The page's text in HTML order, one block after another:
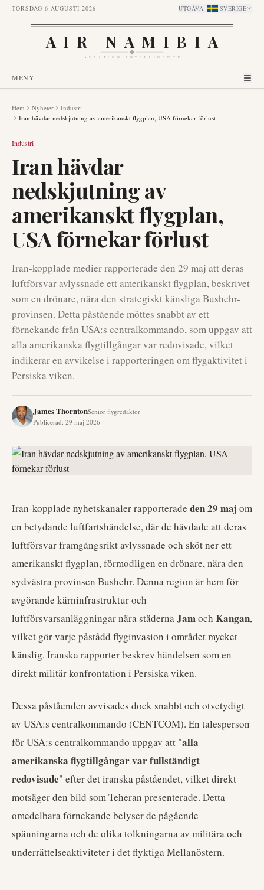
TORSDAG 6 AUGUSTI 2026 UTGÅVA: SVERIGE
AIR NAMIBIA
AVIATION INTELLIGENCE
MENY
Hem Nyheter
Industri
Iran hävdar nedskjutning av amerikanskt flygplan, USA förnekar förlust
Industri
Iran hävdar
nedskjutning av
amerikanskt flygplan,
USA förnekar förlust
Iran-kopplade medier rapporterade den 29 maj att deras
luftförsvar avlyssnade ett amerikanskt flygplan, beskrivet
som en drönare, nära den strategiskt känsliga Bushehr-
provinsen. Detta påstående möttes snabbt av ett
förnekande från USA:s centralkommando, som uppgav att
alla amerikanska flygtillgångar var redovisade, vilket
indikerar en avvikelse i rapporteringen om flygaktivitet i
Persiska viken.
James ThorntonSenior flygredaktör
Publicerad: 29 maj 2026
Iran-kopplade nyhetskanaler rapporterade den 29 maj om
en betydande luftfartshändelse, där de hävdade att deras
luftförsvar framgångsrikt avlyssnade och sköt ner ett
amerikanskt flygplan, förmodligen en drönare, nära den
sydvästra provinsen Bushehr. Denna region är hem för
avgörande kärninfrastruktur och
luftförsvarsanläggningar nära städernaJamoch Kangan,
vilket gör varje påstådd flyginvasion i området mycket
känslig. Iranska rapporter beskrev händelsen som en
direkt militär konfrontation i Persiska viken.
Dessa påståenden avvisades dock snabbt och otvetydigt
av USA:s centralkommando (CENTCOM). En talesperson
för USA:s centralkommando uppgav att "alla
amerikanska flygtillgångar var fullständigt
redovisade" efter det iranska påståendet, vilket direkt
motsäger den bild som Teheran presenterade. Detta
omedelbara förnekande belyser de pågående
spänningarna och de olika tolkningarna av militära och
underrättelseaktiviteter i det flyktiga Mellanöstern.